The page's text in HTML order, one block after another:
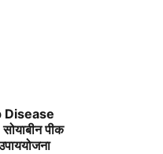
Disease
पीक